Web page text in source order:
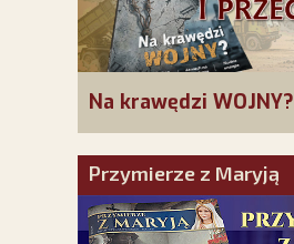
Na krawędzi WOJNY?
Przymierze z Maryją